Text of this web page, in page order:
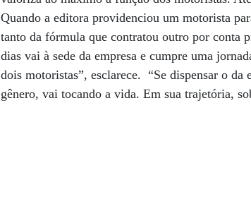
Quando a editora providenciou um motorista
tanto da fórmula que contratou outro por conta
dias vai à sede da empresa e cumpre uma
dois motoristas”, esclarece. “Se dispensar o
gênero, vai tocando a vida. Em sua trajetória,